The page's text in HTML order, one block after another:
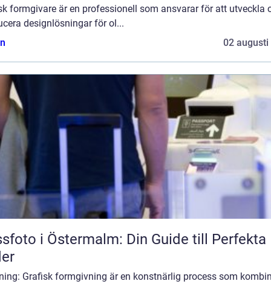
formgivare är en professionell som ansvarar för att utveckla
designlösningar för ol...
02 augusti
i Östermalm: Din Guide till Perfekta
Grafisk formgivning är en konstnärlig process som